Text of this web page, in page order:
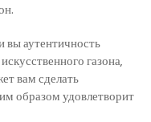
вы аутентичность
газона,
вам сделать
образом удовлетворит